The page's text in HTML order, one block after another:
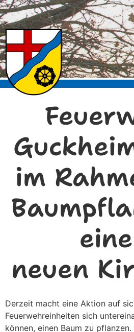
im
neuen
Derzeit macht eine Aktion auf
Feuerwehreinheiten sich
können, einen Baum zu